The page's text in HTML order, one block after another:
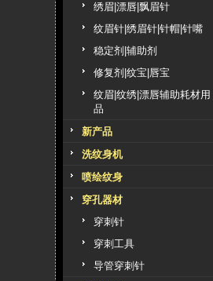
绣眉|漂唇|飘眉针
纹眉针|绣眉针|针帽|针嘴
稳定剂|辅助剂
修复剂|纹宝|唇宝
纹眉|纹绣|漂唇辅助耗材用
品
新产品
洗纹身机
喷绘纹身
穿孔器材
穿刺针
穿刺工具
导管穿刺针